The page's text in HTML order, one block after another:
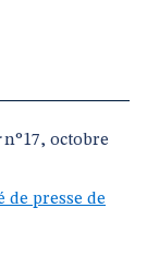
n°17, octobre
presse de